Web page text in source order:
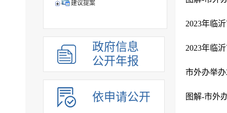
建议提案
政府信息
公开年报
依申请公开
​2023年临
​2023年临
市外办举
图解-市外